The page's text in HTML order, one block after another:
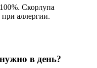
Скорлупа
аллергии.
в день?